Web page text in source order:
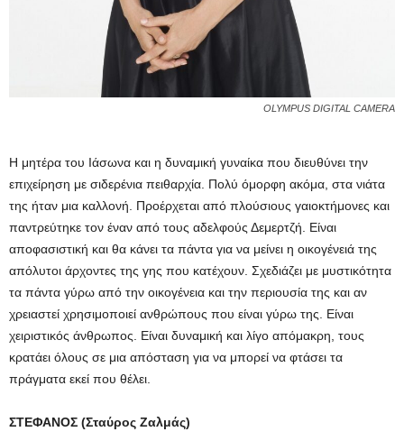
OLYMPUS DIGITAL CAMERA
Η μητέρα του Ιάσωνα και η δυναμική γυναίκα που διευθύνει την
επιχείρηση με σιδερένια πειθαρχία. Πολύ όμορφη ακόμα, στα νιάτα
της ήταν μια καλλονή. Προέρχεται από πλούσιους γαιοκτήμονες και
παντρεύτηκε τον έναν από τους αδελφούς Δεμερτζή. Είναι
αποφασιστική και θα κάνει τα πάντα για να μείνει η οικογένειά της
απόλυτοι άρχοντες της γης που κατέχουν. Σχεδιάζει με μυστικότητα
τα πάντα γύρω από την οικογένεια και την περιουσία της και αν
χρειαστεί χρησιμοποιεί ανθρώπους που είναι γύρω της. Είναι
χειριστικός άνθρωπος. Είναι δυναμική και λίγο απόμακρη, τους
κρατάει όλους σε μια απόσταση για να μπορεί να φτάσει τα
πράγματα εκεί που θέλει.
ΣΤΕΦΑΝΟΣ (Σταύρος Ζαλμάς)